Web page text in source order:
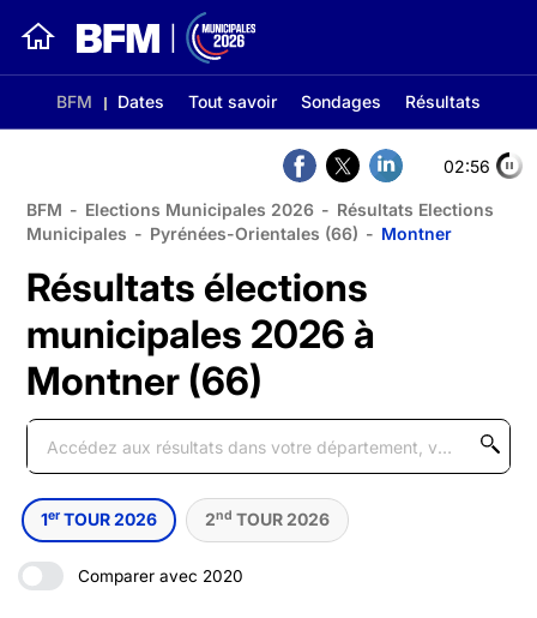
BFM Dates Tout savoir Sondages Résultats
02:56
BFM - Elections Municipales 2026 - Résultats Elections
Municipales - Pyrénées-Orientales (66) - Montner
Résultats élections
municipales 2026 à
Montner (66)
1er TOUR 2026 2nd TOUR 2026
Comparer avec 2020